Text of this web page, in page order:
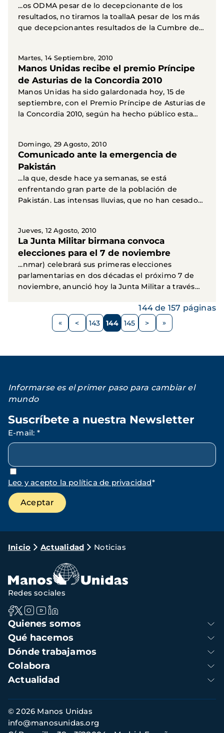
...os ODMA pesar de lo decepcionante de los
resultados, no tiramos la toallaA pesar de los más
que decepcionantes resultados de la Cumbre de
Martes, 14 Septiembre, 2010
Manos Unidas recibe el premio Príncipe
de Asturias de la Concordia 2010
Manos Unidas ha sido galardonada hoy, 15 de
septiembre, con el Premio Príncipe de Asturias de
la Concordia 2010, según ha hecho público esta
Domingo, 29 Agosto, 2010
Comunicado ante la emergencia de
Pakistán
...la que, desde hace ya semanas, se está
enfrentando gran parte de la población de
Pakistán. Las intensas lluvias, que no han cesado
Jueves, 12 Agosto, 2010
La Junta Militar birmana convoca
elecciones para el 7 de noviembre
...nmar) celebrará sus primeras elecciones
parlamentarias en dos décadas el próximo 7 de
noviembre, anunció hoy la Junta Militar a través
Paginación
Página
< Página
143 Página
144 Página
145
Siguiente
>
144 de 157 páginas
Informarse es el primer paso para cambiar el
mundo
Suscríbete a nuestra Newsletter
E-mail: *
Leo y acepto la política de privacidad*
Ruta
navegación
Inicio Actualidad Noticias
Navegación
principal
Quienes somos
Qué hacemos
Dónde trabajamos
Colabora
Actualidad
Redes sociales
Información
de
contacto
© 2026 Manos Unidas
info@manosunidas.org